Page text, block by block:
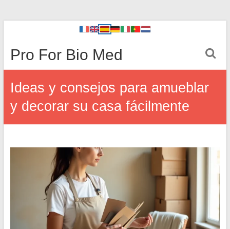
Pro For Bio Med
Ideas y consejos para amueblar
y decorar su casa fácilmente